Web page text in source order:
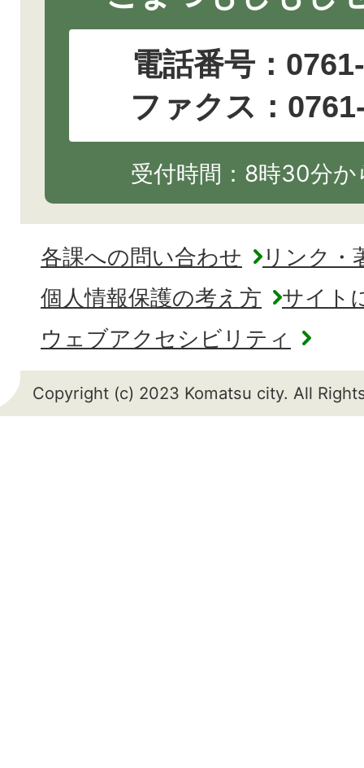
電話番号：
ファクス：
受付時間：8時30分
各課への問い合わせ
リンク・
個人情報保護の考え方
サイト
ウェブアクセシビリティ
Copyright (c) 2023 Komatsu city. All